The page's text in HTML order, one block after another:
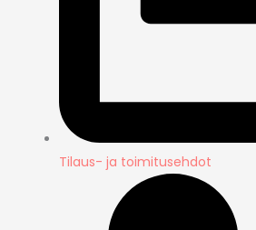
Tilaus- ja toimitusehdot